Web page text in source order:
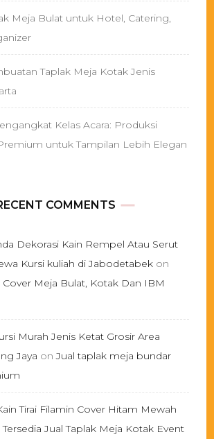
Meja Bulat untuk Hotel, Catering,
Taplak Meja Kotak Jenis
Kelas Acara: Produksi
untuk Tampilan Lebih Elegan
COMMENTS
Dekorasi Kain Rempel Atau Serut
Kursi kuliah di Jabodetabek on
Cover Meja Bulat, Kotak Dan IBM
Murah Jenis Ketat Grosir Area
Jaya onJual taplak meja bundar
Tirai Filamin Cover Hitam Mewah
Tersedia Jual Taplak Meja Kotak Event